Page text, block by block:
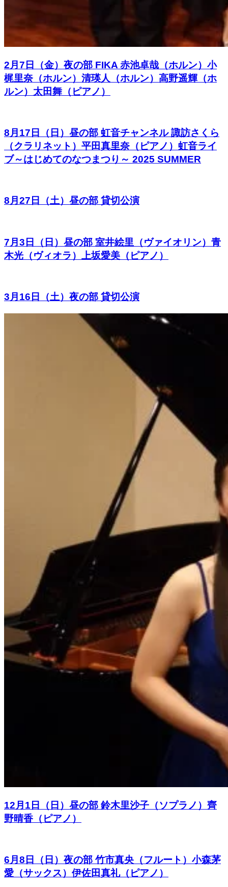
2月7日（金）夜の部 FIKA 赤池卓哉（ホルン）小
梶里奈（ホルン）清瑛人（ホルン）高野遥輝（ホ
ルン）太田舞（ピアノ）
8月17日（日）昼の部 虹音チャンネル 諏訪さくら
（クラリネット）平田真里奈（ピアノ）虹音ライ
ブ～はじめてのなつまつり～ 2025 SUMMER
8月27日（土）昼の部 貸切公演
7月3日（日）昼の部 室井絵里（ヴァイオリン）青
木光（ヴィオラ）上坂愛美（ピアノ）
3月16日（土）夜の部 貸切公演
12月1日（日）昼の部 鈴木里沙子（ソプラノ）齊
野晴香（ピアノ）
6月8日（日）夜の部 竹市真央（フルート）小森茅
愛（サックス）伊佐田真礼（ピアノ）